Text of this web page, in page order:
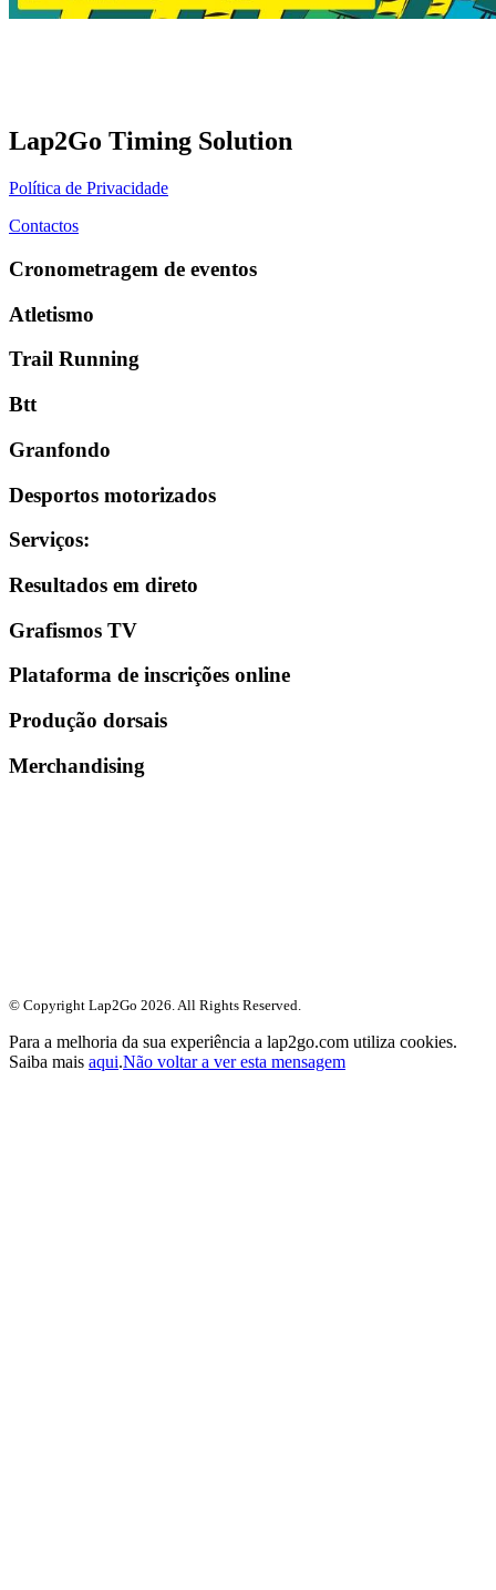
Lap2Go Timing Solution
Política de Privacidade
Contactos
Cronometragem de eventos
Atletismo
Trail Running
Btt
Granfondo
Desportos motorizados
Serviços:
Resultados em direto
Grafismos TV
Plataforma de inscrições online
Produção dorsais
Merchandising
© Copyright Lap2Go 2026 . All Rights Reserved.
Para a melhoria da sua experiência a lap2go.com utiliza cookies.
Saiba mais aqui.Não voltar a ver esta mensagem